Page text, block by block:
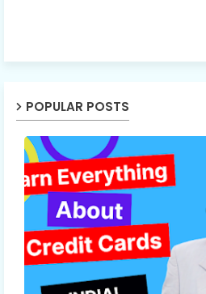
POPULAR POSTS